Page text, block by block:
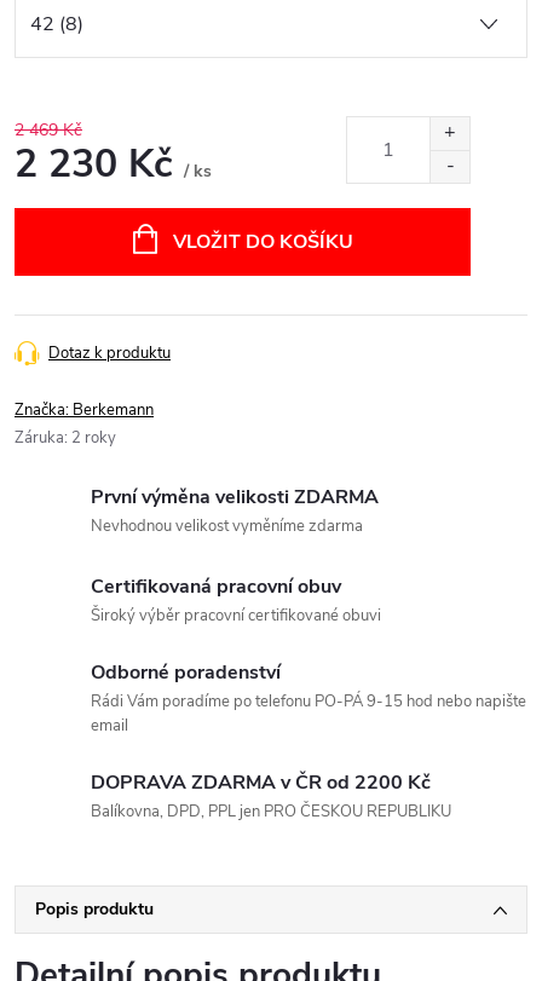
2 469 Kč
2 230 Kč / ks
VLOŽIT DO KOŠÍKU
Dotaz k produktu
Značka: Berkemann
Záruka: 2 roky
První výměna velikosti ZDARMA
Nevhodnou velikost vyměníme zdarma
Certifikovaná pracovní obuv
Široký výběr pracovní certifikované obuvi
Odborné poradenství
Rádi Vám poradíme po telefonu PO-PÁ 9-15 hod nebo napište
email
DOPRAVA ZDARMA v ČR od 2200 Kč
Balíkovna, DPD, PPL jen PRO ČESKOU REPUBLIKU
Popis produktu